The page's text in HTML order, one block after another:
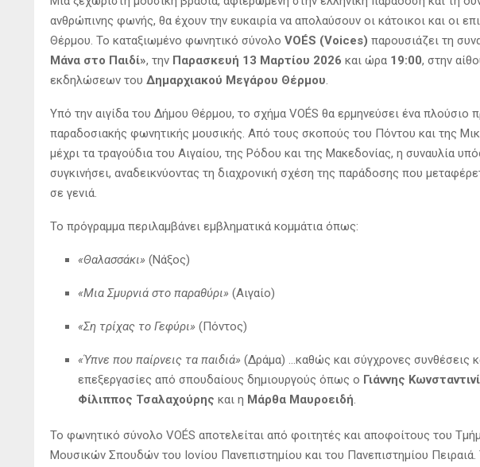
ανθρώπινης φωνής, θα έχουν την ευκαιρία να απολαύσουν οι κάτοικοι και οι
Θέρμου. Το καταξιωμένο φωνητικό σύνολο VOÉS (Voices) παρουσιάζει τη
Μάνα στο Παιδί», την Παρασκευή 13 Μαρτίου 2026 και ώρα 19:00, στην
εκδηλώσεων του Δημαρχιακού Μεγάρου Θέρμου.
Υπό την αιγίδα του Δήμου Θέρμου, το σχήμα VOÉS θα ερμηνεύσει ένα πλούσιο
παραδοσιακής φωνητικής μουσικής. Από τους σκοπούς του Πόντου και της
μέχρι τα τραγούδια του Αιγαίου, της Ρόδου και της Μακεδονίας, η συναυλία
συγκινήσει, αναδεικνύοντας τη διαχρονική σχέση της παράδοσης που
σε γενιά.
Το πρόγραμμα περιλαμβάνει εμβληματικά κομμάτια όπως:
«Θαλασσάκι» (Νάξος)
«Μια Σμυρνιά στο παραθύρι» (Αιγαίο)
«Ση τρίχας το Γεφύρι» (Πόντος)
«Ύπνε που παίρνεις τα παιδιά» (Δράμα) …καθώς και σύγχρονες συνθέσεις
επεξεργασίες από σπουδαίους δημιουργούς όπως ο Γιάννης
Φίλιππος Τσαλαχούρης και η Μάρθα Μαυροειδή.
Το φωνητικό σύνολο VOÉS αποτελείται από φοιτητές και αποφοίτους του
Μουσικών Σπουδών του Ιονίου Πανεπιστημίου και του Πανεπιστημίου Πειραιά.